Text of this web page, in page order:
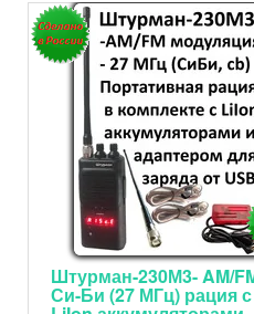
Штурман-Р230М3 -
комплект для базы